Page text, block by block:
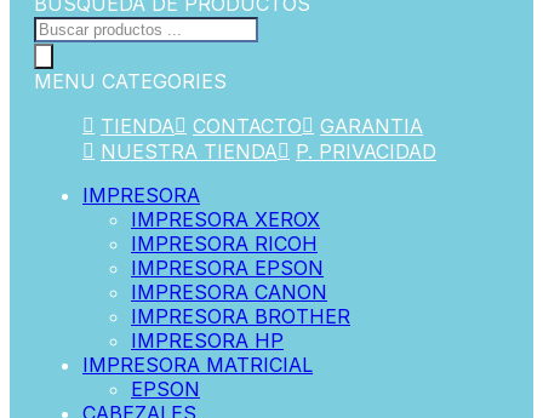
MENU CATEGORIES
TIENDA
CONTACTO
GARANTIA
NUESTRA TIENDA
P. PRIVACIDAD
IMPRESORA
IMPRESORA XEROX
IMPRESORA RICOH
IMPRESORA EPSON
IMPRESORA CANON
IMPRESORA BROTHER
IMPRESORA HP
IMPRESORA MATRICIAL
EPSON